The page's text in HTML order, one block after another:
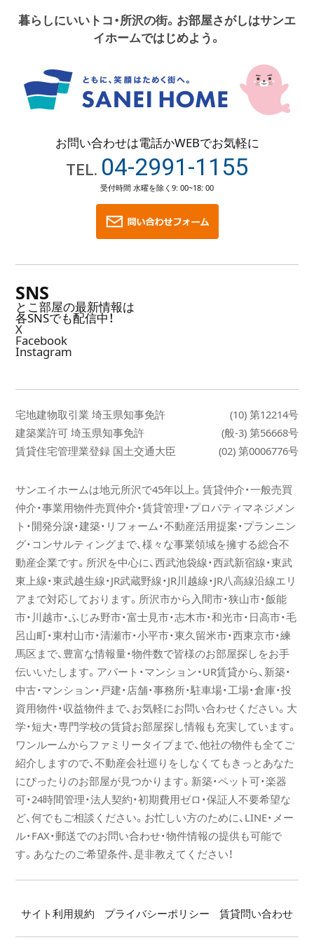
「クールビズ」の実施について
平素より、格別のご高配を賜り、厚く御礼申し上げます。
「クールビズ」を10月31日（土）まで実施いたします。
​期間中は、スタッフが上着やネクタイを着用しない
何卒、ご理解とご協力を賜りますようお願い申し上げます。​
また、ご来社いただくお客様におかれましても、 どうぞお
気軽に軽装でお越しください。
平素より、格別のご高配を賜り、厚く御礼申し上げます。
誠に勝手ながら4月27日（月）は社内行事のため、臨時休業と
させていただきます。
お部屋さがし・住まいさがしのお問い合わせ
当サイト「とこ部屋」（
当日は大変ご不便ご迷惑をおかけいたしますが、何卒ご了
承くださいますようお願い申し上げます。
2026-4-13
ゴールデンウィーク休業について（5/3～5/6）
平素より、格別のご高配を賜り、厚く御礼申し上げます。
誠に勝手ながら、ゴールデンウィーク休業につきましては
下記の通りとなります。
【全社ＧＷ休業日】 5月3日（日）～6日（水） 4日間
※営業部・管理部・経営企画室ともに
全休となります。
お問い合わせ等につきましては、休業期間中も下記の通り
対応しておりますので、
ご確認いただければ幸いです。
1．お部屋さがし・住まいさがしのお問い合わせ
弊社お部屋さがしサイト「とこ部屋」（
https://tokobeya.com）ならびに
「SUUMO」「HOME'S」といったポータルサイトからのお問
い合わせは、
休業期間中についても順次メールにてご連絡いたします。
なお、メール対応時間は10：00～24：00となります。
誠に恐れ入りますが、休業期間中の4日間は
電話でのご連絡は承っておりませんので、あらかじめご了
承ください。
2．弊社管理物件にご入居の皆さまのお問い合わせ
お電話ください。 24時間365日受付を行っておりますが、
暮らしにいいトコ・所沢の街。お部屋さがしはサンエ
イホームではじめよう。
お問い合わせは電話かWEBでお気軽に
TEL. 04-2991-1155
受付時間 水曜を除く 9: 00~18: 00
SNS
とこ部屋の最新情報は
各SNSでも配信中！
X
Facebook
Instagram
宅地建物取引業 埼玉県知事免許
(10) 第12214号
建築業許可 埼玉県知事免許
(般-3) 第56668号
賃貸住宅管理業登録 国土交通大臣
(02) 第0006776号
サンエイホームは地元所沢で45年以上。賃貸仲介・一般売買
仲介・事業用物件売買仲介・賃貸管理・プロパティマネジメン
ト・開発分譲・建築・リフォーム・不動産活用提案・プランニン
グ・コンサルティングまで、様々な事業領域を擁する総合不
動産企業です。所沢を中心に、西武池袋線・西武新宿線・東武
東上線・東武越生線・JR武蔵野線・JR川越線・JR八高線沿線エリ
アまで対応しております。所沢市から入間市・狭山市・飯能
市・川越市・ふじみ野市・富士見市・志木市・和光市・日高市・毛
呂山町・東村山市・清瀬市・小平市・東久留米市・西東京市・練
馬区まで、豊富な情報量・物件数で皆様のお部屋探しをお手
伝いいたします。アパート・マンション・UR賃貸から、新築・
中古・マンション・戸建・店舗・事務所・駐車場・工場・倉庫・投
資用物件・収益物件まで、お気軽にお問い合わせください。大
学・短大・専門学校の賃貸お部屋探し情報も充実しています。
ワンルームからファミリータイプまで、他社の物件も全てご
紹介しますので、不動産会社巡りをしなくてもきっとあなた
にぴったりのお部屋が見つかります。新築・ペット可・楽器
可・24時間管理・法人契約・初期費用ゼロ・保証人不要希望な
ど、何でもご相談ください。お忙しい方のために、LINE・メー
ル・FAX・郵送でのお問い合わせ・物件情報の提供も可能で
す。あなたのご希望条件、是非教えてください！
サイト利用規約 プライバシーポリシー 賃貸問い合わせ